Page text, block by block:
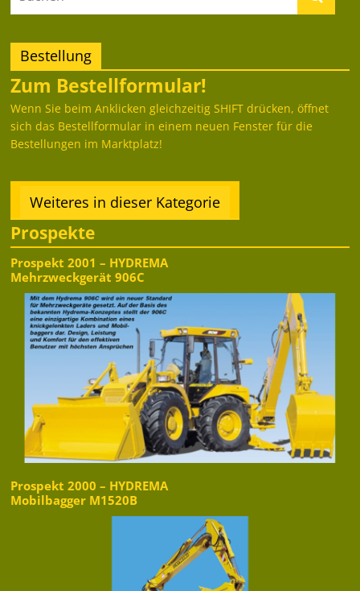
Bestellung
Zum Bestellformular!
Wenn Sie beim Anklicken gleichzeitig SHIFT drücken, öffnet
sich das Bestellformular in einem neuen Fenster für die
Bestellungen im Marktplatz!
Weiteres in dieser Kategorie
Prospekte
Prospekt 2001 – HYDREMA
Mehrzweckgerät 906C
Prospekt 2000 – HYDREMA
Mobilbagger M1520B